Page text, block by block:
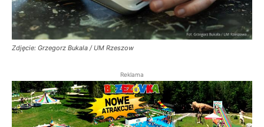
Zdjęcie: Grzegorz Bukala / UM Rzeszow
Reklama